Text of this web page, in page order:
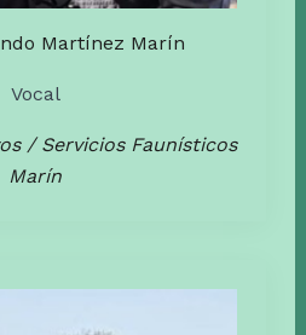
Martínez Marín
Vocal
/ Servicios Faunísticos
Marín